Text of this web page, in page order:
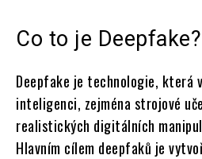
Co to je Deepfake?
Deepfake je technologie, která
inteligenci, zejména strojové
realistických digitálních
Hlavním cílem deepfaků je